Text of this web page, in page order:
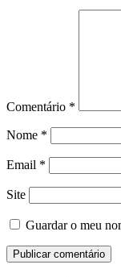
Comentário *
Nome *
Email *
Site
Guardar o meu